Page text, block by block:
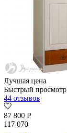
Лучшая цена
Быстрый просмотр
44 отзывов
87 800 Р
117 070